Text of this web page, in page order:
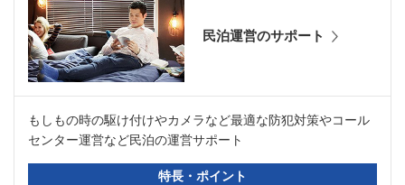
民泊運営のサポート
もしもの時の駆け付けやカメラなど最適な防犯対策やコール
センター運営など民泊の運営サポート
特長・ポイント